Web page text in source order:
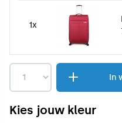
1x
In
Kies jouw kleur